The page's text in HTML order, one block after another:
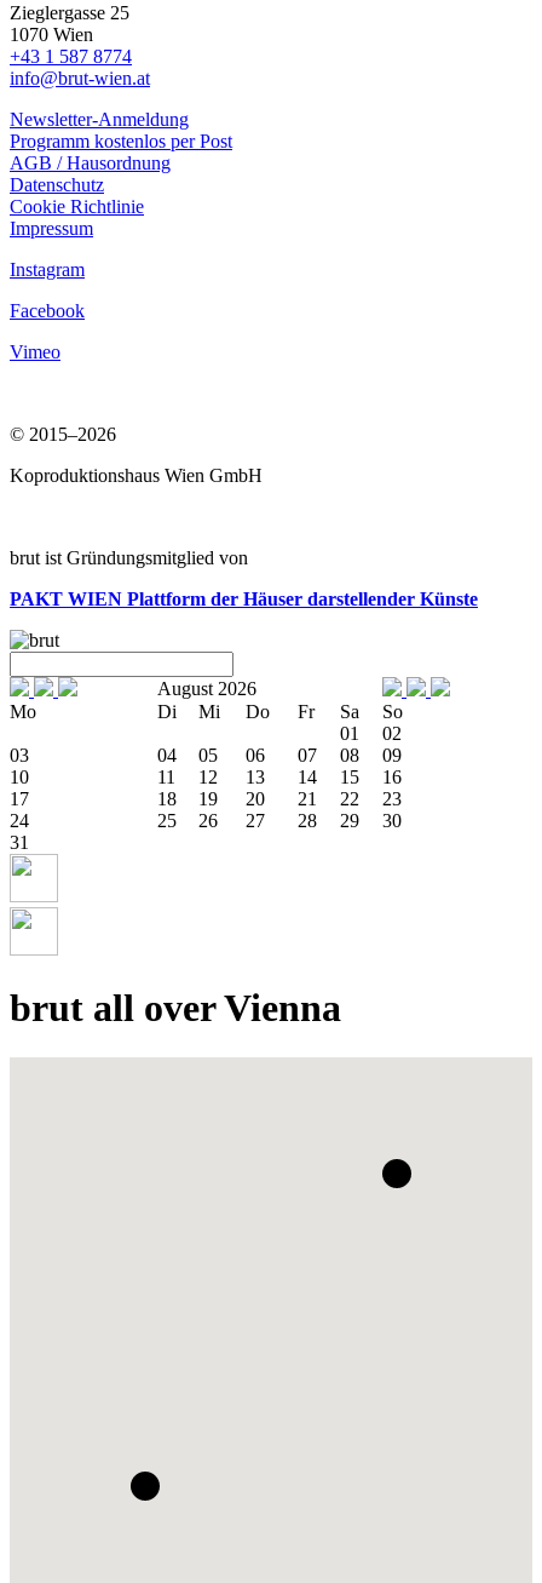
Zieglergasse 25
1070 Wien
+43 1 587 8774
info@brut-wien.at
Newsletter-Anmeldung
Programm kostenlos per Post
AGB / Hausordnung
Datenschutz
Cookie Richtlinie
Impressum
Instagram
Facebook
Vimeo
© 2015–2026
Koproduktionshaus Wien GmbH
brut ist Gründungsmitglied von
PAKT WIEN Plattform der Häuser darstellender Künste
August 2026
Mo
Di Mi Do Fr Sa
So
01
02
03
04 05 06 07 08
09
10
11 12 13 14 15
16
17
18 19 20 21 22
23
24
25 26 27 28 29
30
31
brut all over Vienna